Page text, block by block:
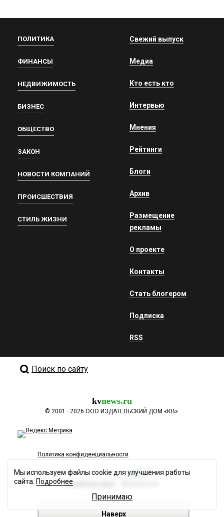
ПОЛИТИКА
ФИНАНСЫ
НЕДВИЖИМОСТЬ
БИЗНЕС
ОБЩЕСТВО
ЗАКОН
НОВОСТИ КОМПАНИЙ
ПРОИСШЕСТВИЯ
СТИЛЬ ЖИЗНИ
Свежий выпуск
Медиа
Кто есть кто
Интервью
Мнения
Рейтинги
Блоги
Архив
Размещение
рекламы
О проекте
Контакты
Стать блогером
Подписка
RSS
Поиск по сайту
kvnews.ru
© 2001—2026 ООО ИЗДАТЕЛЬСКИЙ ДОМ «КВ».
Политика конфиденциальности
Разработка сайта
Наверх
Мы используем файлы cookie для улучшения работы
сайта. Подробнее
Принимаю